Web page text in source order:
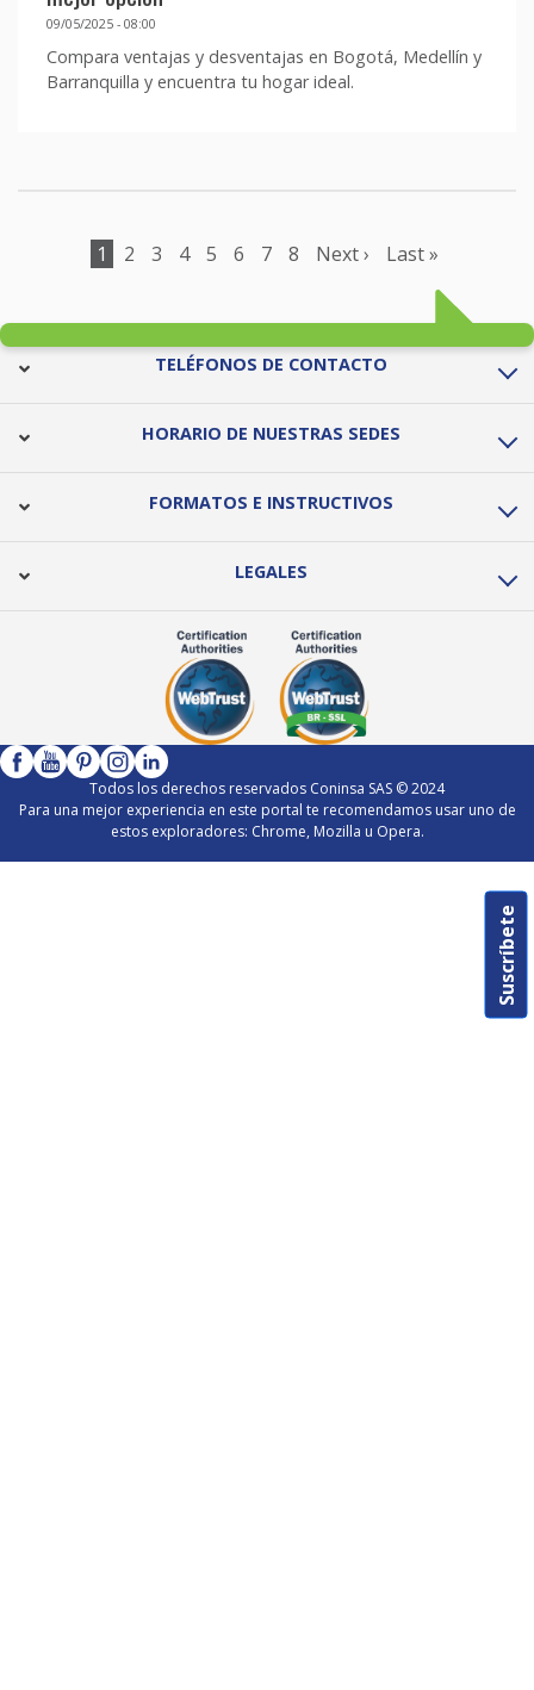
09/05/2025 - 08:00
Compara ventajas y desventajas en Bogotá, Medellín y
Barranquilla y encuentra tu hogar ideal.
Current
1 Page
2 Page
3 Page
4 Page
5 Page
6 Page
7 Page
8
Next
Next ›
Last
Last »
Suscríbete
TELÉFONOS DE CONTACTO
HORARIO DE NUESTRAS SEDES
FORMATOS E INSTRUCTIVOS
LEGALES
Todos los derechos reservados Coninsa SAS © 2024
Para una mejor experiencia en este portal te recomendamos usar uno de
estos exploradores: Chrome, Mozilla u Opera.